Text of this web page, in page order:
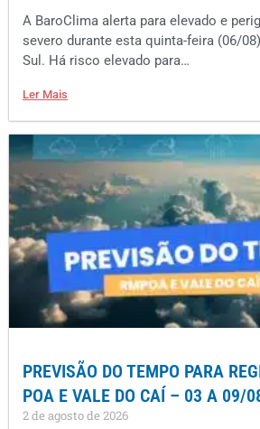
A BaroClima alerta para elevado e
severo durante esta quinta-feira (06/
Sul. Há risco elevado para…
Ler Mais
PREVISÃO DO TEMPO PARA
POA E VALE DO CAÍ – 03 A 09/
2 de agosto de 2026